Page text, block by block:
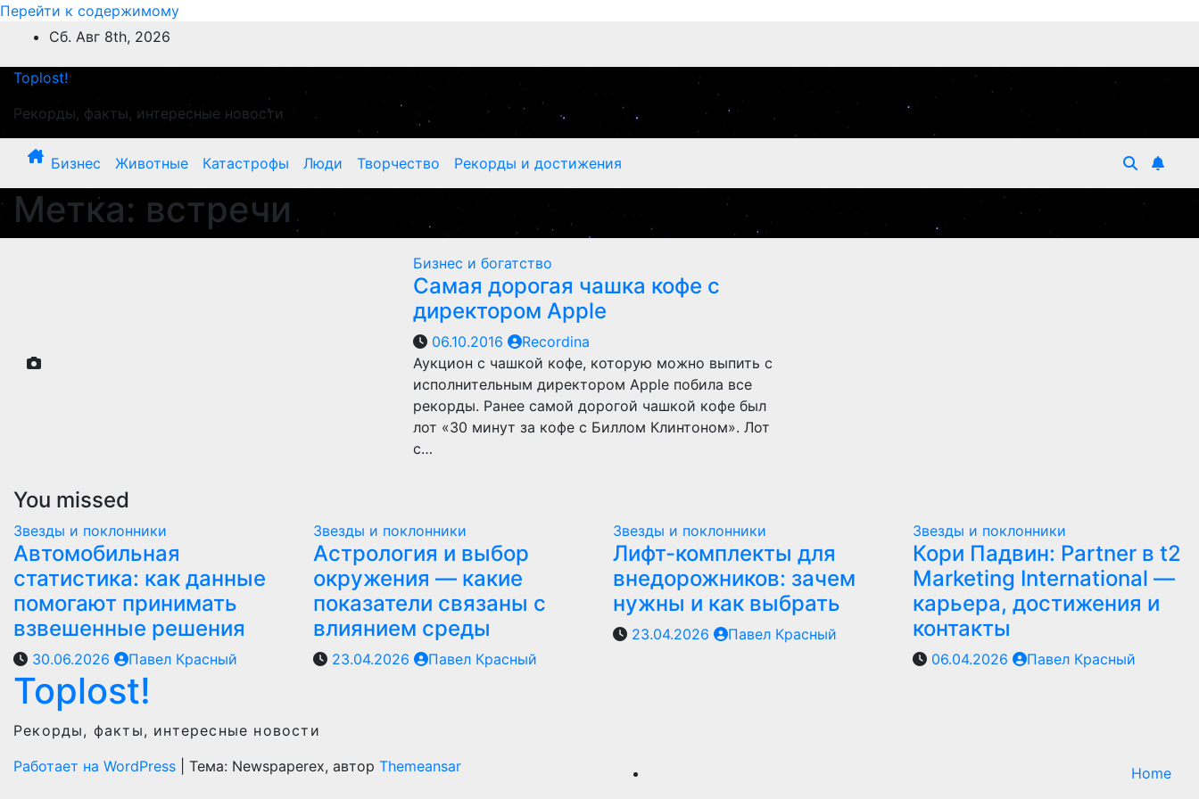
Перейти к содержимому
Сб. Авг 8th, 2026
Toplost!
Рекорды, факты, интересные новости
Бизнес Животные Катастрофы Люди Творчество Рекорды и достижения
Метка: встречи
Бизнес и богатство
Самая дорогая чашка кофе с
директором Apple
06.10.2016
Recordina
Аукцион с чашкой кофе, которую можно выпить с
исполнительным директором Apple побила все
рекорды. Ранее самой дорогой чашкой кофе был
лот «30 минут за кофе с Биллом Клинтоном». Лот
с…
You missed
Звезды и поклонники
Автомобильная
статистика: как данные
помогают принимать
взвешенные решения
30.06.2026 Павел Красный
Звезды и поклонники
Астрология и выбор
окружения — какие
показатели связаны с
влиянием среды
23.04.2026 Павел Красный
Звезды и поклонники
Лифт-комплекты для
внедорожников: зачем
нужны и как выбрать
23.04.2026 Павел Красный
Звезды и поклонники
Кори Падвин: Partner в t2
Marketing International —
карьера, достижения и
контакты
06.04.2026 Павел Красный
Toplost!
Рекорды, факты, интересные новости
Работает на WordPress
Тема: Newspaperex, автор Themeansar Home